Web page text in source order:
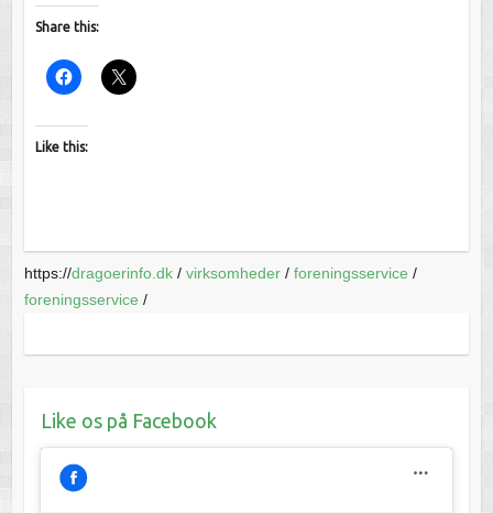
Share this:
Like this:
https://dragoerinfo.dk/ virksomheder/ foreningsservice /
foreningsservice /
Like os på Facebook